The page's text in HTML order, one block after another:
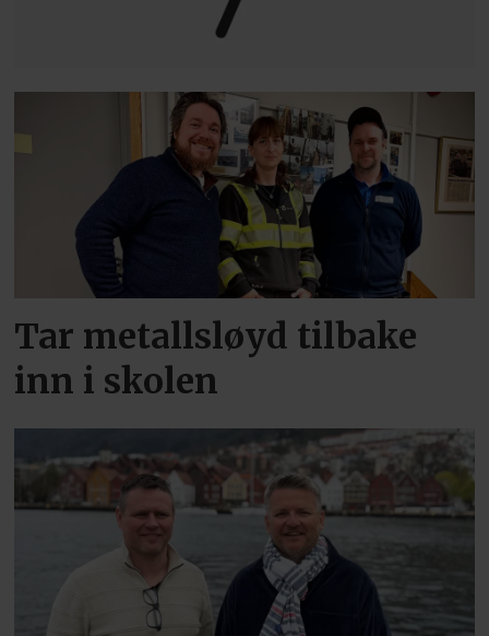
Tar metallsløyd tilbake
inn i skolen